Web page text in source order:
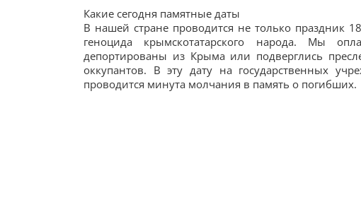
Какие сегодня памятные даты
В нашей стране проводится не только праздник
геноцида крымскотатарского народа. Мы
депортированы из Крыма или подверглись
оккупантов. В эту дату на государственных
проводится минута молчания в память о погибших.